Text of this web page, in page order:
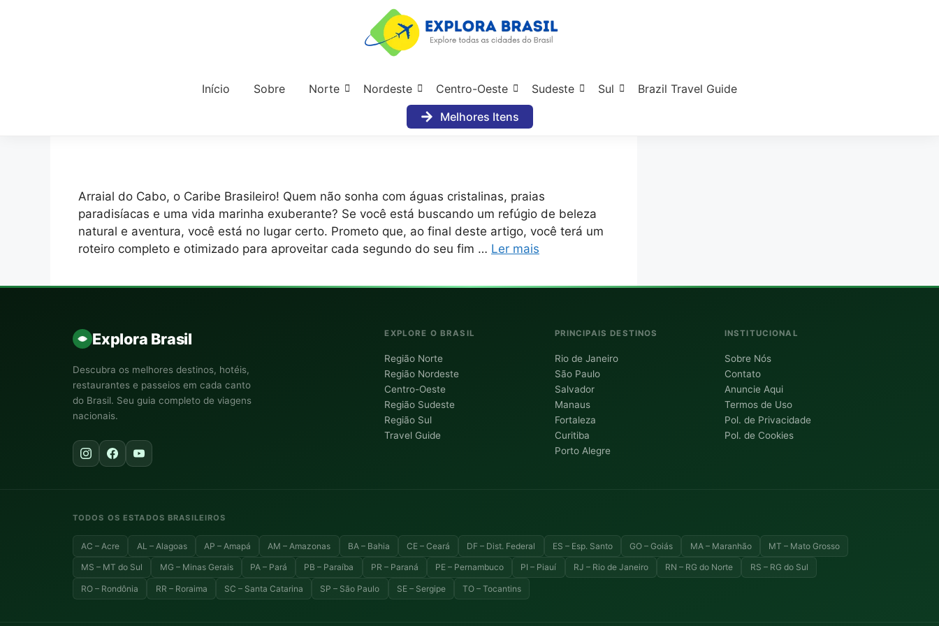
Início Sobre Norte Nordeste Centro-Oeste Sudeste Sul
Brazil Travel Guide
Melhores Itens
Arraial do Cabo, o Caribe Brasileiro! Quem não sonha com águas cristalinas, praias
paradisíacas e uma vida marinha exuberante? Se você está buscando um refúgio de beleza
natural e aventura, você está no lugar certo. Prometo que, ao final deste artigo, você terá um
roteiro completo e otimizado para aproveitar cada segundo do seu fim … Ler mais
Explora Brasil
Descubra os melhores destinos, hotéis,
restaurantes e passeios em cada canto
do Brasil. Seu guia completo de viagens
nacionais.
EXPLORE O BRASIL
Região Norte
Região Nordeste
Centro-Oeste
Região Sudeste
Região Sul
Travel Guide
PRINCIPAIS DESTINOS
Rio de Janeiro
São Paulo
Salvador
Manaus
Fortaleza
Curitiba
Porto Alegre
INSTITUCIONAL
Sobre Nós
Contato
Anuncie Aqui
Termos de Uso
Pol. de Privacidade
Pol. de Cookies
TODOS OS ESTADOS BRASILEIROS
AC – Acre AL – Alagoas AP – Amapá AM – Amazonas BA – Bahia CE – Ceará DF – Dist. Federal ES – Esp. Santo GO – Goiás MA – Maranhão MT – Mato Grosso
MS – MT do Sul MG – Minas Gerais PA – Pará PB – Paraíba PR – Paraná PE – Pernambuco PI – Piauí RJ – Rio de Janeiro RN – RG do Norte RS – RG do Sul
RO – Rondônia RR – Roraima SC – Santa Catarina SP – São Paulo SE – Sergipe TO – Tocantins